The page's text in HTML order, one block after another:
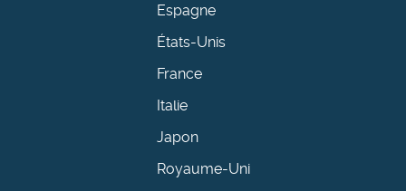
Espagne
États-Unis
France
Italie
Japon
Royaume-Uni